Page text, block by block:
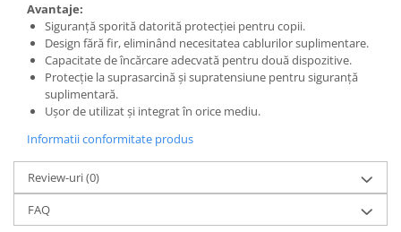
Senzori
Ventilatoare
Avantaje:
Siguranță sporită datorită protecției pentru copii.
Design fără fir, eliminând necesitatea cablurilor suplimentare.
Capacitate de încărcare adecvată pentru două dispozitive.
Protecție la suprasarcină și supratensiune pentru siguranță
suplimentară.
Ușor de utilizat și integrat în orice mediu.
Informatii conformitate produs
Review-uri(0)
FAQ